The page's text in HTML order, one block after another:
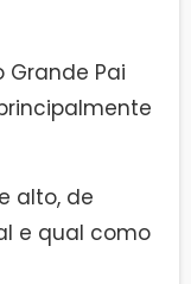
Grande Pai
alto, de
e qual como